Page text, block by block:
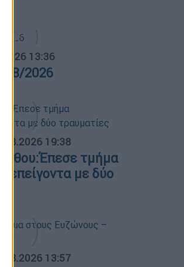
13:36
08/2026
19:38
τμήμα
με δύο
13:57